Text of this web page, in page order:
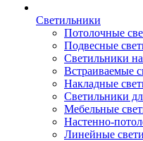
Светильники
Потолочные
Подвесные
Светильники
Встраиваемые
Накладные
Светильники
Мебельные
Настенно-
Линейные